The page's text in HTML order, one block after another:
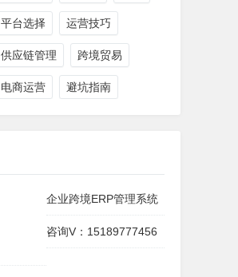
平台选择 运营技巧
供应链管理 跨境贸易
电商运营 避坑指南
企业跨境ERP管理系统
咨询V：15189777456